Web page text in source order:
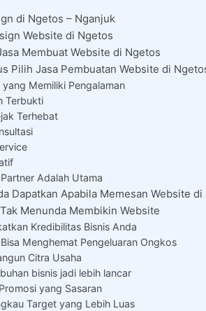
di Ngetos – Nganjuk
Website di Ngetos
Membuat Website di Ngetos
Pilih Jasa Pembuatan Website di
Memiliki Pengalaman
Terbukti
Terhebat
Adalah Utama
Dapatkan Apabila Memesan Website
Menunda Membikin Website
Kredibilitas Bisnis Anda
Menghemat Pengeluaran Ongkos
Citra Usaha
bisnis jadi lebih lancar
yang Sasaran
Target yang Lebih Luas